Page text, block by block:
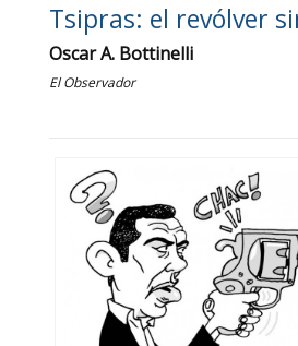
Tsipras: el revólver
Oscar A. Bottinelli
El Observador